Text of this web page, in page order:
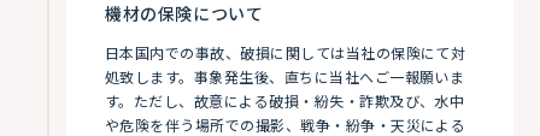
機材の保険について
日本国内での事故、破損に関しては当社の保険にて対
処致します。事象発生後、直ちに当社へご一報願いま
す。ただし、故意による破損・紛失・詐欺及び、水中
や危険を伴う場所での撮影、戦争・紛争・天災による